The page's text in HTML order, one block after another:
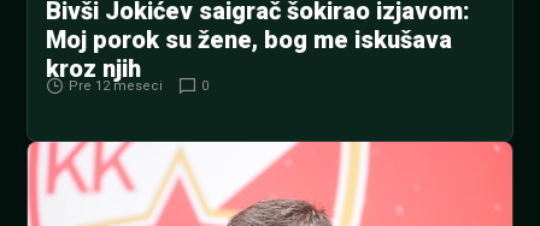
Bivši Jokićev saigrač šokirao izjavom:
Moj porok su žene, bog me iskušava
kroz njih
Pre 12 meseci 0